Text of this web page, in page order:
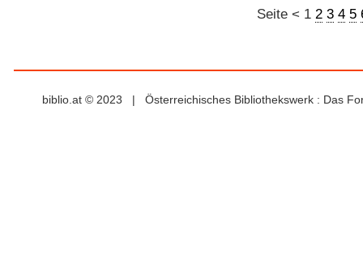
Seite < 1 2 3 4 5
biblio.at © 2023 | Österreichisches Bibliothekswerk : Das